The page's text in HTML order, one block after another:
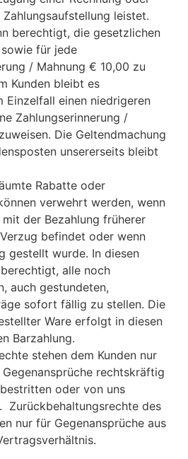
leistet.
berechtigt, die gesetzlichen
für jede
/ Mahnung € 10,00 zu
Kunden bleibt es
Einzelfall einen niedrigeren
Zahlungserinnerung /
Die Geltendmachung
unsererseits bleibt
Rabatte oder
verwehrt werden, wenn
mit der Bezahlung früherer
befindet oder wenn
gestellt wurde. In diesen
alle noch
auch gestundeten,
sofort fällig zu stellen. Die
Ware erfolgt in diesen
Barzahlung.
stehen dem Kunden nur
Gegenansprüche rechtskräftig
oder von uns
Zurückbehaltungsrechte des
nur für Gegenansprüche aus